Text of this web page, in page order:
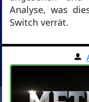
Analyse, was
Switch verrät.